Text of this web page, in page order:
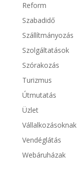
Reform
Szabadidő
Szállítmányozás
Szolgáltatások
Szórakozás
Turizmus
Útmutatás
Üzlet
Vállalkozásoknak
Vendéglátás
Webáruházak